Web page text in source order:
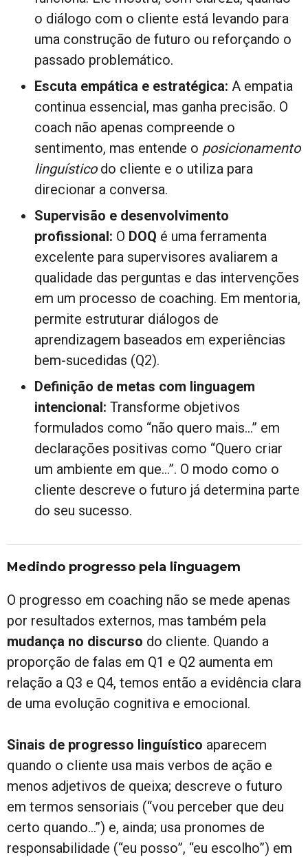
o diálogo com o cliente está levando para
uma construção de futuro ou reforçando o
passado problemático.
Escuta empática e estratégica: A empatia
continua essencial, mas ganha precisão. O
coach não apenas compreende o
sentimento, mas entende o posicionamento
linguísticodo cliente e o utiliza para
direcionar a conversa.
Supervisão e desenvolvimento
profissional: O DOQ é uma ferramenta
excelente para supervisores avaliarem a
qualidade das perguntas e das intervenções
em um processo de coaching. Em mentoria,
permite estruturar diálogos de
aprendizagem baseados em experiências
bem-sucedidas (Q2).
Definição de metas com linguagem
intencional: Transforme objetivos
formulados como “não quero mais…” em
declarações positivas como “Quero criar
um ambiente em que…”. O modo como o
cliente descreve o futuro já determina parte
do seu sucesso.
Medindo progresso pela linguagem
O progresso em coaching não se mede apenas
por resultados externos, mas também pela
mudança no discurso do cliente. Quando a
proporção de falas em Q1 e Q2 aumenta em
relação a Q3 e Q4, temos então a evidência clara
de uma evolução cognitiva e emocional.
Sinais de progresso linguístico aparecem
quando o cliente usa mais verbos de ação e
menos adjetivos de queixa; descreve o futuro
em termos sensoriais (“vou perceber que deu
certo quando…”) e, ainda; usa pronomes de
responsabilidade (“eu posso”, “eu escolho”) em